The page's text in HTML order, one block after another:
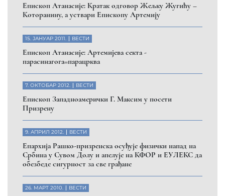
Eпископ Атанасије: Кратак одговор Жељку Жугићу –
Которанину, а уствари Епископу Артемију
15. ЈАНУАР 2011. ВЕСТИ
Eпископ Атанасије: Артемијева секта -
парасинагога=парацрква
7. ОКТОБАР 2012. ВЕСТИ
Eпископ Западноамерички Г. Максим у посети
Призрену
9. АПРИЛ 2012. ВЕСТИ
Eпархија Рашко-призренска осуђује физички напад на
Србина у Сувом Долу и апелује на КФОР и ЕУЛЕКС да
обезбеде сигурност за све грађане
26. МАРТ 2010. ВЕСТИ